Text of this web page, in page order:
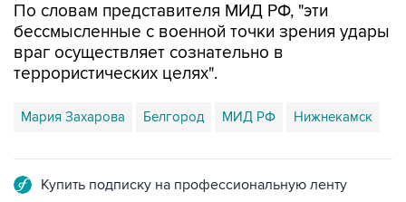
По словам представителя МИД РФ, "эти
бессмысленные с военной точки зрения удары
враг осуществляет сознательно в
террористических целях".
Мария Захарова Белгород МИД РФ Нижнекамск
Купить подписку на профессиональную ленту